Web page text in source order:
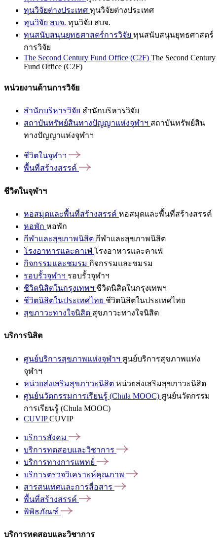
ทุนวิจัยต่างประเทศ ทุนวิจัยต่างประเทศ
ทุนวิจัย สบจ. ทุนวิจัย สบจ.
ทุนสนับสนุนยุทธศาสตร์การวิจัย ทุนสนับสนุนยุทธศาสตร์
การวิจัย
The Second Century Fund Office (C2F) The Second Century
Fund Office (C2F)
หน่วยงานด้านการวิจัย
สำนักบริหารวิจัย สำนักบริหารวิจัย
สถาบันทรัพย์สินทางปัญญาแห่งจุฬาฯ สถาบันทรัพย์สิน
ทางปัญญาแห่งจุฬาฯ
ชีวิตในจุฬาฯ
พื้นที่สร้างสรรค์
ชีวิตในจุฬาฯ
หอสมุดและพื้นที่สร้างสรรค์ หอสมุดและพื้นที่สร้างสรรค์
หอพัก หอพัก
กีฬาและสุขภาพนิสิต กีฬาและสุขภาพนิสิต
โรงอาหารและคาเฟ่ โรงอาหารและคาเฟ่
กิจกรรมและชมรม กิจกรรมและชมรม
รอบรั้วจุฬาฯ รอบรั้วจุฬาฯ
ชีวิตนิสิตในกรุงเทพฯ ชีวิตนิสิตในกรุงเทพฯ
ชีวิตนิสิตในประเทศไทย ชีวิตนิสิตในประเทศไทย
สุขภาวะทางใจนิสิต สุขภาวะทางใจนิสิต
บริการนิสิต
ศูนย์บริการสุขภาพแห่งจุฬาฯ ศูนย์บริการสุขภาพแห่ง
จุฬาฯ
หน่วยส่งเสริมสุขภาวะนิสิต หน่วยส่งเสริมสุขภาวะนิสิต
ศูนย์นวัตกรรมการเรียนรู้ (Chula MOOC) ศูนย์นวัตกรรม
การเรียนรู้ (Chula MOOC)
CUVIPCUVIP
บริการสังคม
บริการทดสอบและวิชาการ
บริการทางการแพทย์
บริการตรวจวิเคราะห์คุณภาพ
สารสนเทศและการสื่อสาร
พื้นที่สร้างสรรค์
พิพิธภัณฑ์
บริการทดสอบและวิชาการ